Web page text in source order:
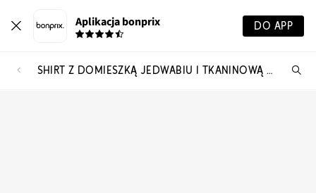
Aplikacja bonprix DO APP
SHIRT Z DOMIESZKĄ JEDWABIU I TKANINOWĄ WSTAWKĄ